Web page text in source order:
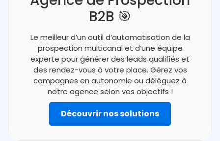
B2B 🎯
Le meilleur d’un outil d’automatisation de la
prospection multicanal et d’une équipe
experte pour générer des leads qualifiés et
des rendez-vous à votre place. Gérez vos
campagnes en autonomie ou déléguez à
notre agence selon vos objectifs !
Découvrir nos solutions